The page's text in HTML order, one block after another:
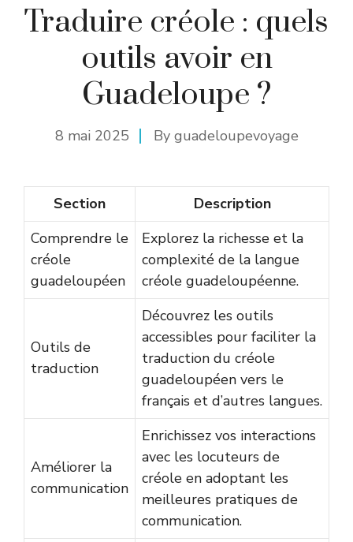
Traduire créole : quels
outils avoir en
Guadeloupe ?
8 mai 2025 By guadeloupevoyage
Section
Description
Comprendre le
créole
guadeloupéen
Explorez la richesse et la
complexité de la langue
créole guadeloupéenne.
Outils de
traduction
Découvrez les outils
accessibles pour faciliter la
traduction du créole
guadeloupéen vers le
français et d’autres langues.
Améliorer la
communication
Enrichissez vos interactions
avec les locuteurs de
créole en adoptant les
meilleures pratiques de
communication.